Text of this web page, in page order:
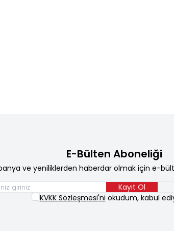
E-Bülten Aboneliği
ve yeniliklerden haberdar olmak için e-
Kayıt Ol
KVKK Sözleşmesi'ni okudum, kabul